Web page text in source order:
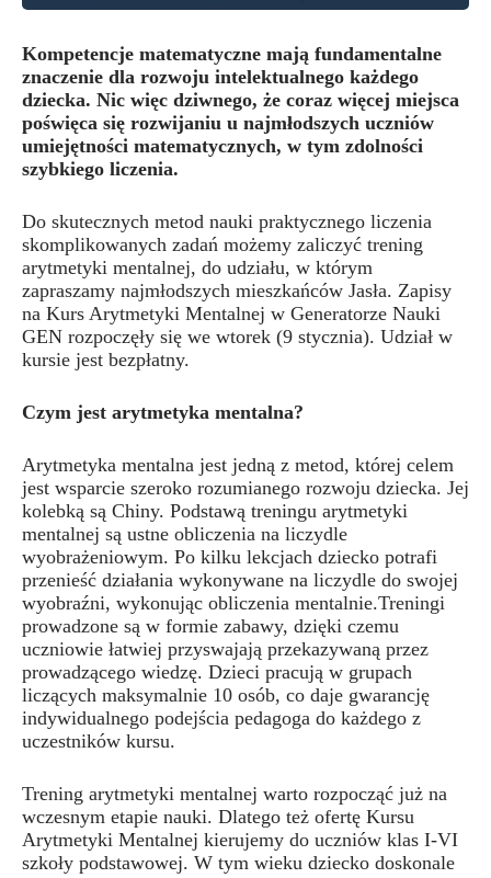
Kompetencje matematyczne mają fundamentalne
znaczenie dla rozwoju intelektualnego każdego
dziecka. Nic więc dziwnego, że coraz więcej miejsca
poświęca się rozwijaniu u najmłodszych uczniów
umiejętności matematycznych, w tym zdolności
szybkiego liczenia.
Do skutecznych metod nauki praktycznego liczenia
skomplikowanych zadań możemy zaliczyć trening
arytmetyki mentalnej, do udziału, w którym
zapraszamy najmłodszych mieszkańców Jasła. Zapisy
na Kurs Arytmetyki Mentalnej w Generatorze Nauki
GEN rozpoczęły się we wtorek (9 stycznia). Udział w
kursie jest bezpłatny.
Czym jest arytmetyka mentalna?
Arytmetyka mentalna jest jedną z metod, której celem
jest wsparcie szeroko rozumianego rozwoju dziecka. Jej
kolebką są Chiny. Podstawą treningu arytmetyki
mentalnej są ustne obliczenia na liczydle
wyobrażeniowym. Po kilku lekcjach dziecko potrafi
przenieść działania wykonywane na liczydle do swojej
wyobraźni, wykonując obliczenia mentalnie.Treningi
prowadzone są w formie zabawy, dzięki czemu
uczniowie łatwiej przyswajają przekazywaną przez
prowadzącego wiedzę. Dzieci pracują w grupach
liczących maksymalnie 10 osób, co daje gwarancję
indywidualnego podejścia pedagoga do każdego z
uczestników kursu.
Trening arytmetyki mentalnej warto rozpocząć już na
wczesnym etapie nauki. Dlatego też ofertę Kursu
Arytmetyki Mentalnej kierujemy do uczniów klas I-VI
szkoły podstawowej. W tym wieku dziecko doskonale